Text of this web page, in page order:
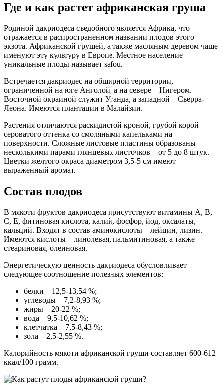
Где и как растет африканская груша
Родиной дакриодеса съедобного является Африка, что
отражается в распространенном названии плодов этого
экзота. Африканской грушей, а также масляным деревом чаще
именуют эту культуру в Европе. Местное население
уникальные плоды называет safou.
Встречается дакриодес на обширной территории,
ограниченной на юге Анголой, а на севере – Нигером.
Восточной окраиной служит Уганда, а западной – Сьерра-
Леона. Имеются плантации в Малайзии.
Растения отличаются раскидистой кроной, грубой корой
сероватого оттенка со смоляными капельками на
поверхности. Сложные листовые пластины образованы
несколькими парами глянцевых листочков – от 5 до 8 штук.
Цветки желтого окраса диаметром 3,5-5 см имеют
выраженный аромат.
Состав плодов
В мякоти фруктов дакриодеса присутствуют витамины A, B,
C, E, фитиновая кислота, калий, фосфор, йод, оксалаты,
кальций. Входят в состав аминокислоты – лейцин, лизин.
Имеются кислоты – линолевая, пальмитиновая, а также
стеариновая, олеиновая.
Энергетическую ценность дакриодеса обусловливает
следующее соотношение полезных элементов:
белки – 12,5-13,54 %;
углеводы – 7,2-8,93 %;
жиры – 20-22 %;
вода – 9,5-10,62 %;
клетчатка – 7,5-8,43 %;
зола – 2,5-2,55 %.
Калорийность мякоти африканской груши составляет 600-612
ккал/100 грамм.